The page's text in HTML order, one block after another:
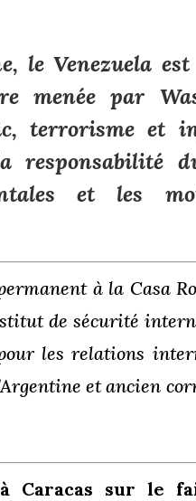
le Venezuela
menée par
terrorisme et
responsabilité
et les
à la Casa
de sécurité
les relations
et ancien
Caracas sur le